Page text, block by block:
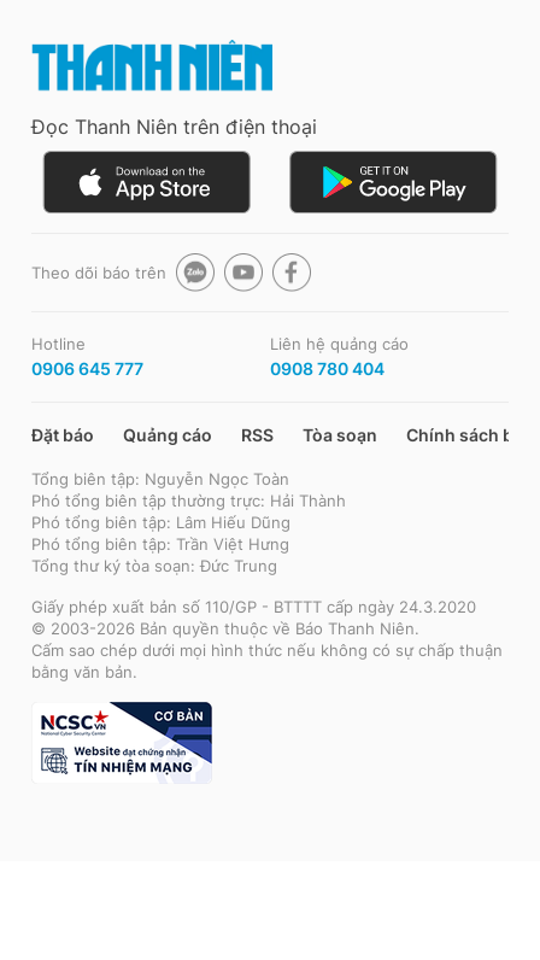
Đọc Thanh Niên trên điện thoại
Theo dõi báo trên
Hotline
0906 645 777
Liên hệ quảng cáo
0908 780 404
Đặt báo Quảng cáo RSS Tòa soạn Chính sách bảo
Tổng biên tập: Nguyễn Ngọc Toàn
Phó tổng biên tập thường trực: Hải Thành
Phó tổng biên tập: Lâm Hiếu Dũng
Phó tổng biên tập: Trần Việt Hưng
Tổng thư ký tòa soạn: Đức Trung
Giấy phép xuất bản số 110/GP - BTTTT cấp ngày 24.3.2020
© 2003-2026 Bản quyền thuộc về Báo Thanh Niên.
Cấm sao chép dưới mọi hình thức nếu không có sự chấp thuận
bằng văn bản.